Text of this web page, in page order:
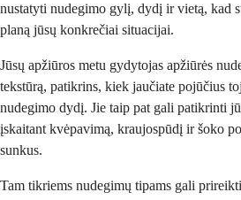
nustatyti nudegimo gylį, dydį ir vietą, kad
planą jūsų konkrečiai situacijai.
Jūsų apžiūros metu gydytojas apžiūrės
tekstūrą, patikrins, kiek jaučiate pojūčius
nudegimo dydį. Jie taip pat gali patikrinti
įskaitant kvėpavimą, kraujospūdį ir šoko
sunkus.
Tam tikriems nudegimų tipams gali